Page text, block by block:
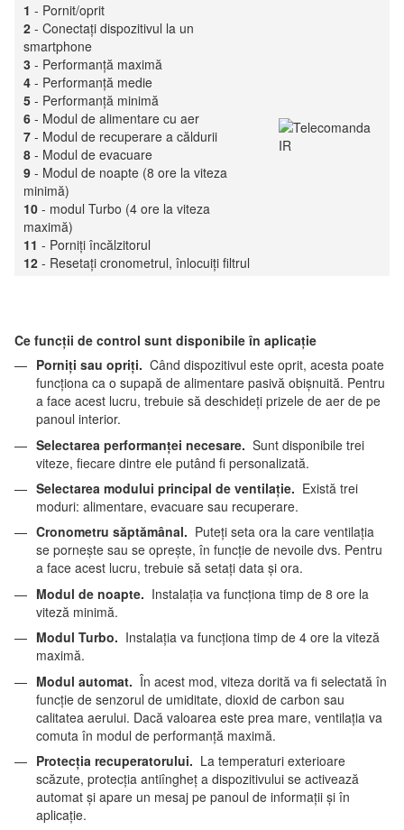
1 - Pornit/oprit
2 - Conectați dispozitivul la un
smartphone
3 - Performanță maximă
4 - Performanță medie
5 - Performanță minimă
6 - Modul de alimentare cu aer
7 - Modul de recuperare a căldurii
8 - Modul de evacuare
9 - Modul de noapte (8 ore la viteza
minimă)
10 - modul Turbo (4 ore la viteza
maximă)
11 - Porniți încălzitorul
12 - Resetați cronometrul, înlocuiți filtrul
Ce funcții de control sunt disponibile în aplicație
Porniți sau opriți. Când dispozitivul este oprit, acesta poate
funcționa ca o supapă de alimentare pasivă obișnuită. Pentru
a face acest lucru, trebuie să deschideți prizele de aer de pe
panoul interior.
Selectarea performanței necesare. Sunt disponibile trei
viteze, fiecare dintre ele putând fi personalizată.
Selectarea modului principal de ventilație. Există trei
moduri: alimentare, evacuare sau recuperare.
Cronometru săptămânal. Puteți seta ora la care ventilația
se pornește sau se oprește, în funcție de nevoile dvs. Pentru
a face acest lucru, trebuie să setați data și ora.
Modul de noapte. Instalația va funcționa timp de 8 ore la
viteză minimă.
Modul Turbo. Instalația va funcționa timp de 4 ore la viteză
maximă.
Modul automat. În acest mod, viteza dorită va fi selectată în
funcție de senzorul de umiditate, dioxid de carbon sau
calitatea aerului. Dacă valoarea este prea mare, ventilația va
comuta în modul de performanță maximă.
Protecția recuperatorului. La temperaturi exterioare
scăzute, protecția antiîngheț a dispozitivului se activează
automat și apare un mesaj pe panoul de informații și în
aplicație.